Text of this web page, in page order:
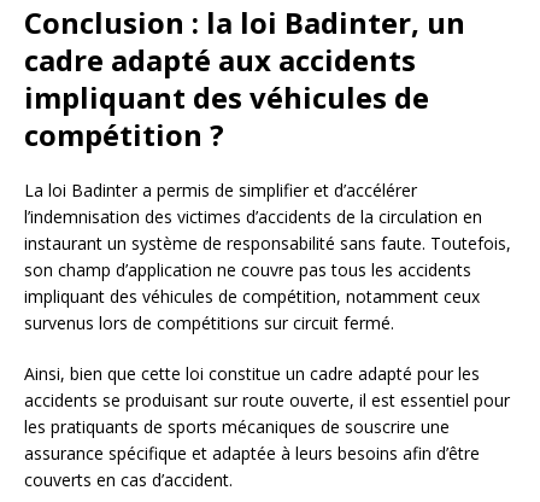
Conclusion : la loi Badinter, un
cadre adapté aux accidents
impliquant des véhicules de
compétition ?
La loi Badinter a permis de simplifier et d’accélérer
l’indemnisation des victimes d’accidents de la circulation en
instaurant un système de responsabilité sans faute. Toutefois,
son champ d’application ne couvre pas tous les accidents
impliquant des véhicules de compétition, notamment ceux
survenus lors de compétitions sur circuit fermé.
Ainsi, bien que cette loi constitue un cadre adapté pour les
accidents se produisant sur route ouverte, il est essentiel pour
les pratiquants de sports mécaniques de souscrire une
assurance spécifique et adaptée à leurs besoins afin d’être
couverts en cas d’accident.